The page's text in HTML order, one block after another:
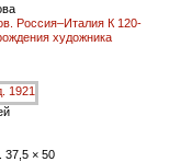
Россия–Италия К 120-
художника
37,5 × 50